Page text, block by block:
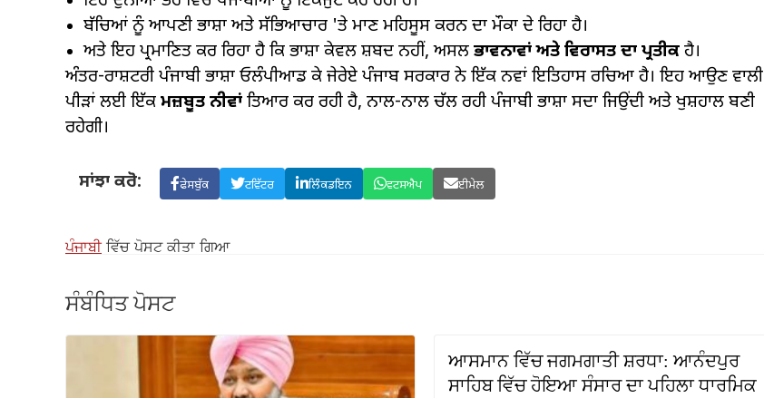
ਬੱਚਿਆਂ ਨੂੰ ਆਪਣੀ ਭਾਸ਼ਾ ਅਤੇ ਸੱਭਿਆਚਾਰ 'ਤੇ ਮਾਣ ਮਹਿਸੂਸ ਕਰਨ ਦਾ ਮੌਕਾ ਦੇ ਰਿਹਾ ਹੈ।
ਅਤੇ ਇਹ ਪ੍ਰਮਾਣਿਤ ਕਰ ਰਿਹਾ ਹੈ ਕਿ ਭਾਸ਼ਾ ਕੇਵਲ ਸ਼ਬਦ ਨਹੀਂ, ਅਸਲ ਭਾਵਨਾਵਾਂ ਅਤੇ ਵਿਰਾਸਤ ਦਾ ਪ੍ਰਤੀਕ ਹੈ।
ਅੰਤਰ-ਰਾਸ਼ਟਰੀ ਪੰਜਾਬੀ ਭਾਸ਼ਾ ਓਲੰਪੀਆਡ ਕੇ ਜੇਰੇਏ ਪੰਜਾਬ ਸਰਕਾਰ ਨੇ ਇੱਕ ਨਵਾਂ ਇਤਿਹਾਸ ਰਚਿਆ ਹੈ। ਇਹ ਆਉਣ ਵਾਲੀ
ਪੀੜਾਂ ਲਈ ਇੱਕ ਮਜ਼ਬੂਤ ​​ਨੀਵਾਂ ਤਿਆਰ ਕਰ ਰਹੀ ਹੈ, ਨਾਲ-ਨਾਲ ਚੱਲ ਰਹੀ ਪੰਜਾਬੀ ਭਾਸ਼ਾ ਸਦਾ ਜਿਉਂਦੀ ਅਤੇ ਖੁਸ਼ਹਾਲ ਬਣੀ
ਰਹੇਗੀ।
ਸਾਂਝਾ ਕਰੋ: ਫੇਸਬੁੱਕ ਟਵਿੱਟਰ ਲਿੰਕਡਇਨ ਵਟਸਐਪ ਈਮੇਲ
ਪੰਜਾਬੀਵਿੱਚ ਪੋਸਟ ਕੀਤਾ ਗਿਆ
ਸੰਬੰਧਿਤ ਪੋਸਟ
ਆਸਮਾਨ ਵਿੱਚ ਜਗਮਗਾਤੀ ਸ਼ਰਧਾ: ਆਨੰਦਪੁਰ
ਸਾਹਿਬ ਵਿੱਚ ਹੋਇਆ ਸੰਸਾਰ ਦਾ ਪਹਿਲਾ ਧਾਰਮਿਕ